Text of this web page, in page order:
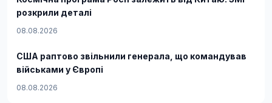
розкрили деталі
08.08.2026
США раптово звільнили генерала, що командував
військами у Європі
08.08.2026